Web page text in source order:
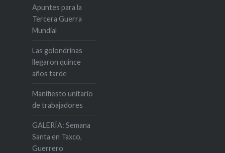
Apuntes para la
Tercera Guerra
Mundial
Las golondrinas
llegaron quince
años tarde
Manifiesto unitario
de trabajadores
GALERÍA: Semana
Santa en Taxco,
Guerrero